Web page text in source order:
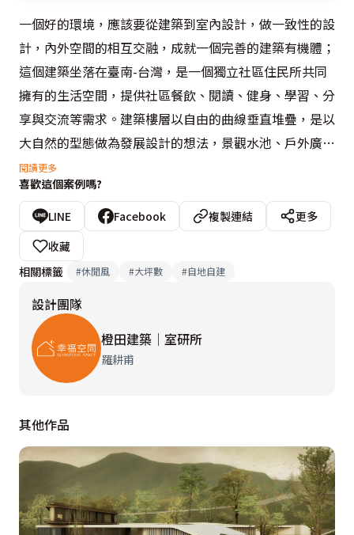
一個好的環境，應該要從建築到室內設計，做一致性的設
計，內外空間的相互交融，成就一個完善的建築有機體；
這個建築坐落在臺南-台灣，是一個獨立社區住民所共同
擁有的生活空間，提供社區餐飲、閱讀、健身、學習、分
享與交流等需求。建築樓層以自由的曲線垂直堆疊，是以
大自然的型態做為發展設計的想法，景觀水池、戶外廣場
與建築物也形成像丘陵地般的自然風貌；多種高度的平
面，高低錯落，且相互對應，提供人與人之間更多的互動
與趣味性。將大自然的元素帶入建築與室內空間，森林聳
立的枝幹成為建築的外牆與裝修意象，打造生活與自然共
存的居住環境。
利用連續性的玻璃窗打破空間界線，將自然引入室內，創
造內與外的連結。為了避開台灣南部西曬的窘境，建築物
西向幾乎是實牆對應，減少熱幅射對室內溫度的影響，
2F泳池面向東方，對應的是大片綠樹，舒緩了冬季早晨
成為泳池的遮蔭。
利用位差進行藍帶水力循環創造良好的水環境，在外牆採
用具有抗污防水及良好的透氣性塗料，外牆板採用被動風
牆的設計，結合了陽極處理的鋁板與RC牆體之間留出縫
閱讀更多
喜歡這個案例嗎?
LINE Facebook 複製連結
更多
收藏
相關標籤
#休閒風 #大坪數 #自地自建
設計團隊
橙田建築│室研所
羅耕甫
其他作品